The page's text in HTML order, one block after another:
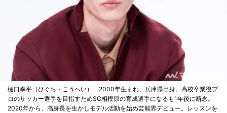
樋口幸平（ひぐち・こうへい） 2000年生まれ、兵庫県出身。高校卒業後プ
ロのサッカー選手を目指すためSC相模原の育成選手になるも1年後に断念。
2020年から、高身長を生かしモデル活動を始め芸能界デビュー。レッスンを